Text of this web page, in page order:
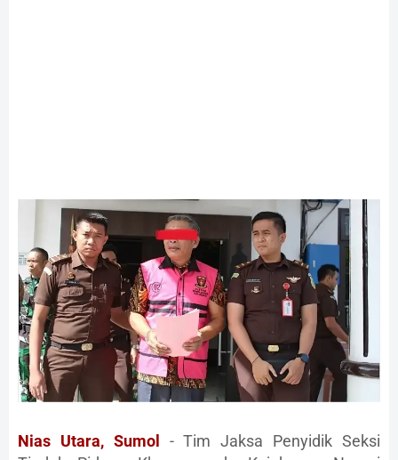
Nias Utara, Sumol
- Tim Jaksa Penyidik Seksi